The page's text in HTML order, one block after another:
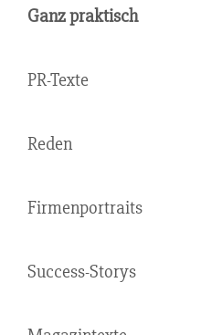
Ganz praktisch
PR-Texte
Reden
Firmenportraits
Success-Storys